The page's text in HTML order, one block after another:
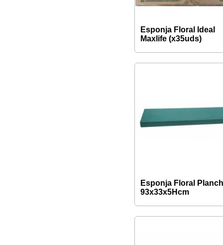
Esponja Floral Ideal
Maxlife (x35uds)
Esponja Floral
93x33x5Hcm